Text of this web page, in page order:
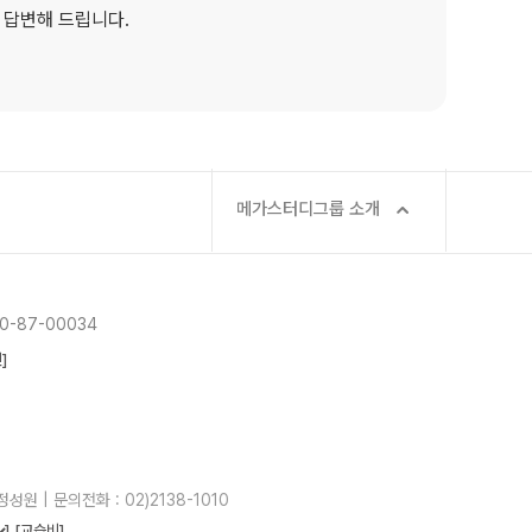
변해 드립니다.
메가스터디그룹 소개
87-00034
성원 | 문의전화 : 02)2138-1010